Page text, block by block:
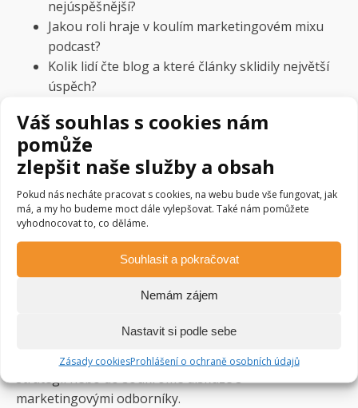
Váš souhlas s cookies nám
pomůže
zlepšit naše služby a obsah
Pokud nás necháte pracovat s cookies, na webu bude vše fungovat, jak
má, a my ho budeme moct dále vylepšovat. Také nám pomůžete
vyhodnocovat to, co děláme.
Souhlasit a pokračovat
Nemám zájem
Nastavit si podle sebe
Zásady cookiesProhlášení o ochraně osobních údajů
nejúspěšnější?
Jakou roli hraje v koulím marketingovém mixu
podcast?
Kolik lidí čte blog a které články sklidily největší
úspěch?
Pokud se chcete dozvědět, jestli Železná koule bude
expandovat do zahraničí, pusťte si sestřih rozhovoru
Josefa s Lucií. Pokud si rozhovor chcete pustit jako
podcast, pořad najdete na Spotify i Apple Podcasts
jako Včeliště Podcast.
Celý pořad včetně diskuze s návštěvníkynajdete v
členské sekci Včeliště. Kromě nesestříhaných záznamů
exkluzivní přístupk informacemi nabitým e-bookům,
užitečným marketingovým šablonám, vzorům
strategií nebo do soukromé diskuze s
marketingovými odborníky.